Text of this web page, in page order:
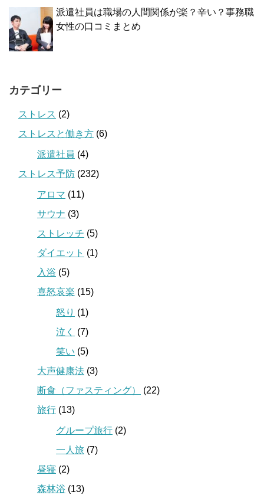
派遣社員は職場の人間関係が楽？辛い？事務職
女性の口コミまとめ
カテゴリー
ストレス (2)
ストレスと働き方 (6)
派遣社員 (4)
ストレス予防 (232)
アロマ (11)
サウナ (3)
ストレッチ (5)
ダイエット (1)
入浴 (5)
喜怒哀楽 (15)
怒り (1)
泣く
(7)
笑い (5)
大声健康法 (3)
断食（ファスティング）
(22)
旅行 (13)
グループ旅行 (2)
一人旅 (7)
昼寝 (2)
森林浴 (13)